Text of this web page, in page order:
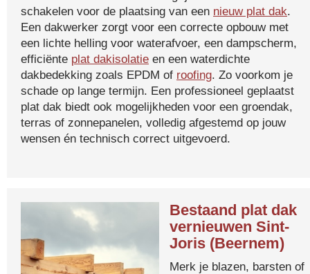
schakelen voor de plaatsing van een nieuw plat dak.
Een dakwerker zorgt voor een correcte opbouw met
een lichte helling voor waterafvoer, een dampscherm,
efficiënte plat dakisolatie en een waterdichte
dakbedekking zoals EPDM of roofing. Zo voorkom je
schade op lange termijn. Een professioneel geplaatst
plat dak biedt ook mogelijkheden voor een groendak,
terras of zonnepanelen, volledig afgestemd op jouw
wensen én technisch correct uitgevoerd.
Bestaand plat dak
vernieuwen Sint-
Joris (Beernem)
Merk je blazen, barsten of